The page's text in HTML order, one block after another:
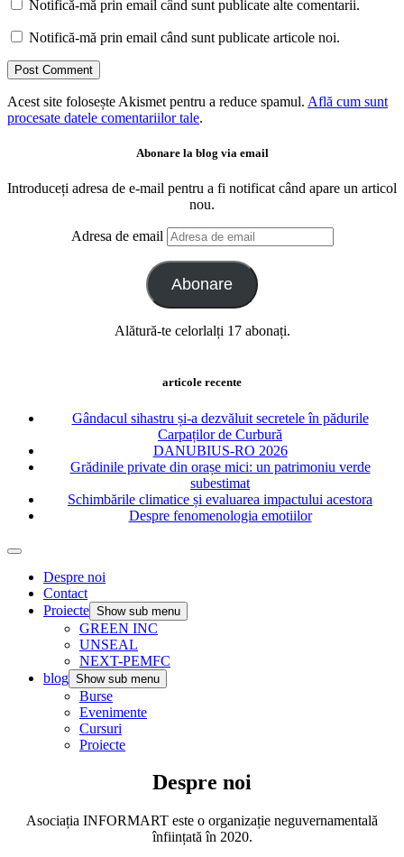
Notifică-mă prin email când sunt publicate alte comentarii.
Notifică-mă prin email când sunt publicate articole noi.
Acest site folosește Akismet pentru a reduce spamul. Află cum sunt
procesate datele comentariilor tale.
Abonare la blog via email
Introduceți adresa de e-mail pentru a fi notificat când apare un articol
nou.
Adresa de email
Abonare
Alătură-te celorlalți 17 abonați.
articole recente
Gândacul sihastru și-a dezvăluit secretele în pădurile
Carpaților de Curbură
DANUBIUS-RO 2026
Grădinile private din orașe mici: un patrimoniu verde
subestimat
Schimbările climatice și evaluarea impactului acestora
Despre fenomenologia emotiilor
Despre noi
Contact
Proiecte Show sub menu
GREEN INC
UNSEAL
NEXT-PEMFC
blog Show sub menu
Burse
Evenimente
Cursuri
Proiecte
Despre noi
Asociația INFORMART este o organizație neguvernamentală
înființată în 2020.